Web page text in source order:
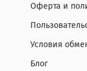
Оферта и
Условия
Блог